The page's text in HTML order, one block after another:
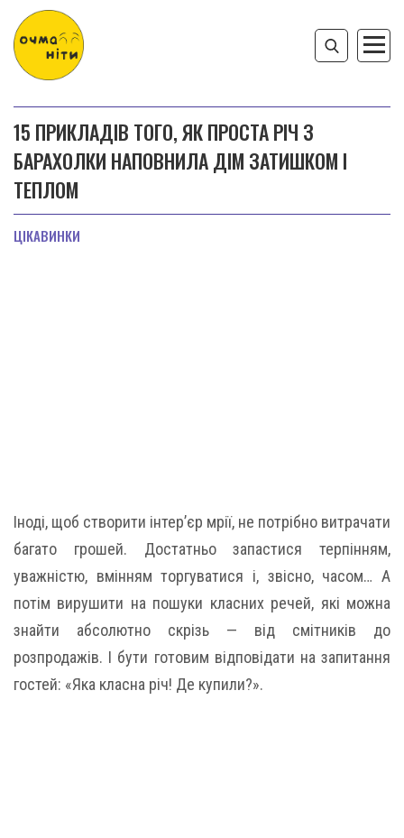
15 ПРИКЛАДІВ ТОГО, ЯК ПРОСТА РІЧ З
БАРАХОЛКИ НАПОВНИЛА ДІМ ЗАТИШКОМ І
ТЕПЛОМ
ЦІКАВИНКИ
Іноді, щоб створити інтер’єр мрії, не потрібно витрачати
багато грошей. Достатньо запастися терпінням,
уважністю, вмінням торгуватися і, звісно, часом… А
потім вирушити на пошуки класних речей, які можна
знайти абсолютно скрізь — від смітників до
розпродажів. І бути готовим відповідати на запитання
гостей: «Яка класна річ! Де купили?».